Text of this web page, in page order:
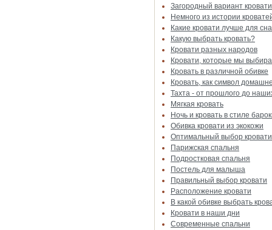
Загородный вариант кровати
Немного из истории
Какие кровати лучше для
Какую выбрать кровать?
Кровати разных народов
Кровати, которые мы
Кровать в различной обивке
Кровать, как символ
Тахта - от прошлого до
Мягкая кровать
Ночь и кровать в стиле
Обивка кровати из экокожи
Оптимальный выбор кровати
Парижская спальня
Подростковая спальня
Постель для малыша
Правильный выбор кровати
Расположение кровати
В какой обивке выбрать
Кровати в наши дни
Современные спальни